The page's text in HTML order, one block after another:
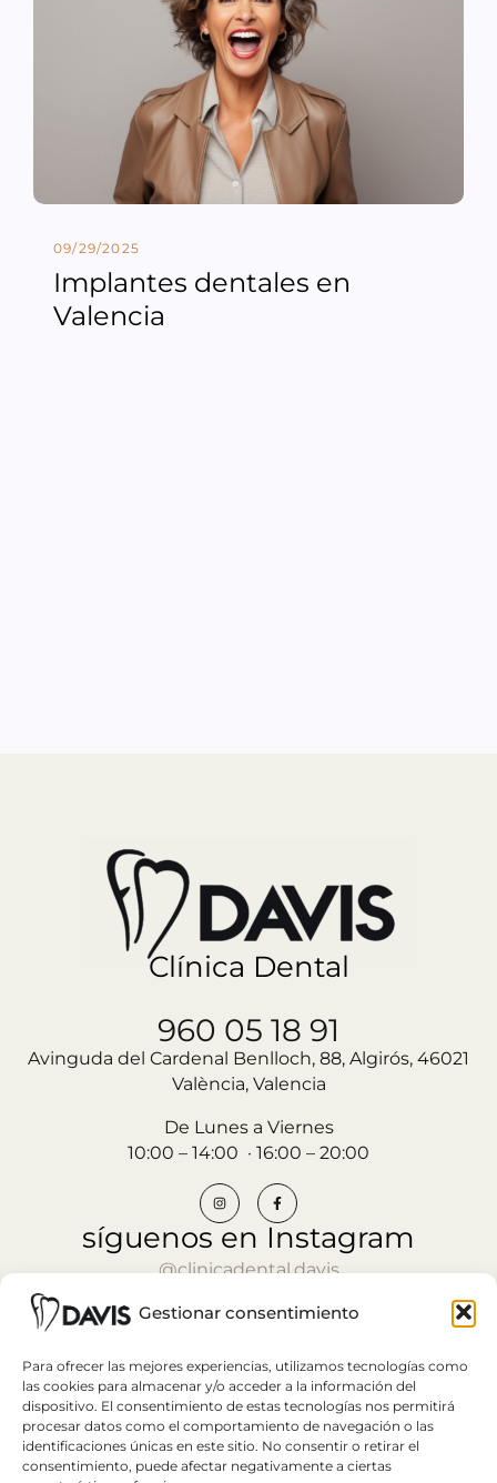
Gestionar consentimiento
Para ofrecer las mejores experiencias, utilizamos tecnologías como
las cookies para almacenar y/o acceder a la información del
dispositivo. El consentimiento de estas tecnologías nos permitirá
procesar datos como el comportamiento de navegación o las
identificaciones únicas en este sitio. No consentir o retirar el
consentimiento, puede afectar negativamente a ciertas
09/29/2025
Implantes dentales en
Valencia
Clínica Dental
960 05 18 91
Avinguda del Cardenal Benlloch, 88, Algirós, 46021
València, Valencia
De Lunes a Viernes
10:00 – 14:00 · 16:00 – 20:00
síguenos en Instagram
@clinicadental.davis